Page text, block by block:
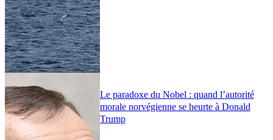
Le paradoxe du Nobel : quand l’autorité
morale norvégienne se heurte à Donald
Trump